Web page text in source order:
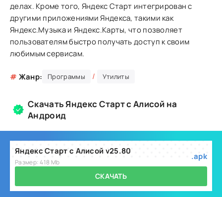
делах. Кроме того, Яндекс Старт интегрирован с
другими приложениями Яндекса, такими как
Яндекс.Музыка и Яндекс.Карты, что позволяет
пользователям быстро получать доступ к своим
любимым сервисам.
# Жанр: Программы / Утилиты
Скачать Яндекс Старт с Алисой на
Андроид
Яндекс Старт с Алисой v25.80
Размер: 418 Mb
.apk
СКАЧАТЬ